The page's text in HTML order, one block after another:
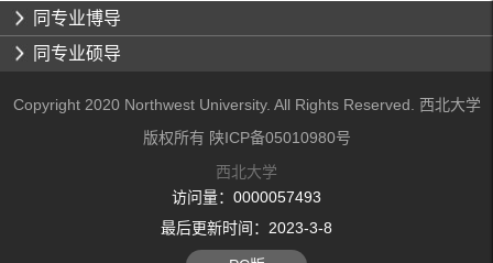
同专业博导
同专业硕导
Copyright 2020 Northwest University. All Rights Reserved. 西北大学
版权所有 陕ICP备05010980号
西北大学
访问量： 0000057493
最后更新时间： 2023-3-8